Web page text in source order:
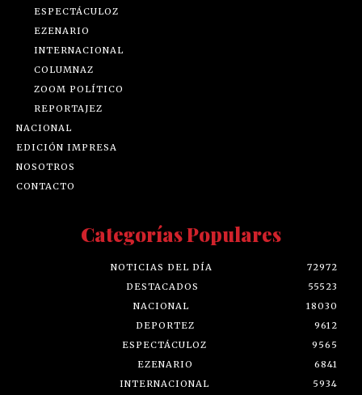
ESPECTÁCULOZ
EZENARIO
INTERNACIONAL
COLUMNAZ
ZOOM POLÍTICO
REPORTAJEZ
NACIONAL
EDICIÓN IMPRESA
NOSOTROS
CONTACTO
Categorías Populares
NOTICIAS DEL DÍA
72972
DESTACADOS
55523
NACIONAL
18030
DEPORTEZ
9612
ESPECTÁCULOZ
9565
EZENARIO
6841
INTERNACIONAL
5934